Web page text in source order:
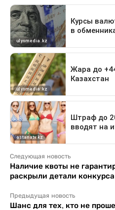
Следующая новость
Наличие квоты не
раскрыли детали конкурса
Предыдущая новость
Шанс для тех, кто не